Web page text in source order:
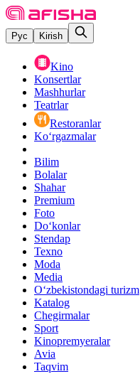
Рус Kirish
Kino
Konsertlar
Mashhurlar
Teatrlar
Restoranlar
Ko‘rgazmalar
Bilim
Bolalar
Shahar
Premium
Foto
Do‘konlar
Stendap
Texno
Moda
Media
O‘zbekistondagi turizm
Katalog
Chegirmalar
Sport
Kinopremyeralar
Avia
Taqvim